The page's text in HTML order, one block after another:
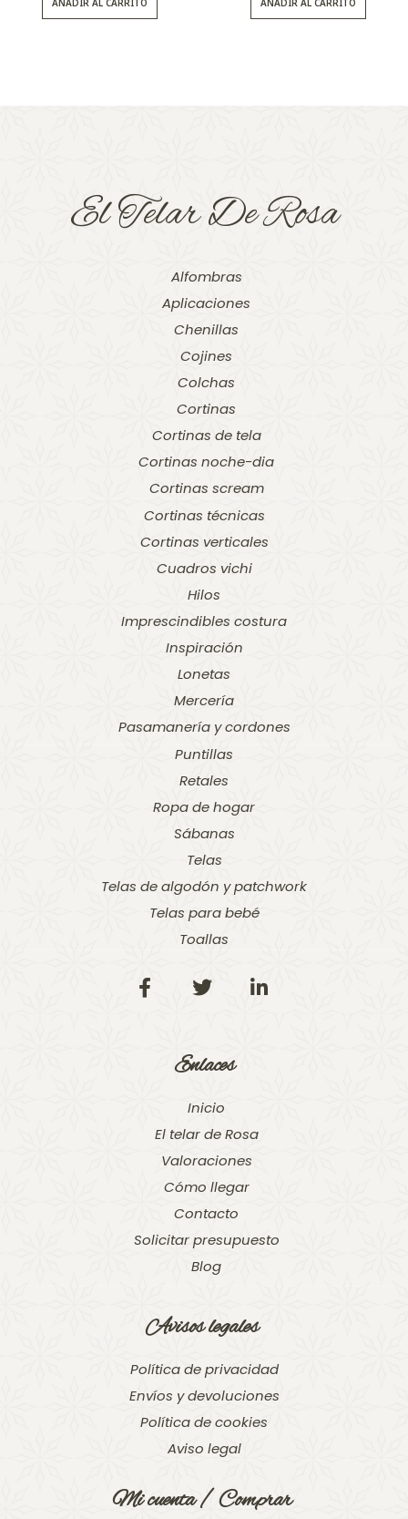
El Telar De Rosa
Alfombras
Aplicaciones
Chenillas
Cojines
Colchas
Cortinas
Cortinas de tela
Cortinas noche-dia
Cortinas scream
Cortinas técnicas
Cortinas verticales
Cuadros vichi
Hilos
Imprescindibles costura
Inspiración
Lonetas
Mercería
Pasamanería y cordones
Puntillas
Retales
Ropa de hogar
Sábanas
Telas
Telas de algodón y patchwork
Telas para bebé
Toallas
Enlaces
Inicio
El telar de Rosa
Valoraciones
Cómo llegar
Contacto
Solicitar presupuesto
Blog
Avisos legales
Política de privacidad
Envíos y devoluciones
Política de cookies
Aviso legal
Mi cuenta / Comprar